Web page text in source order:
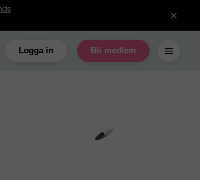
Logga in Bli medlem